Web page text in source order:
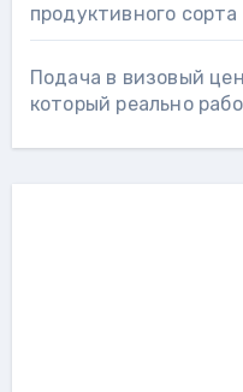
продуктивного сорта
Подача в визовый
который реально